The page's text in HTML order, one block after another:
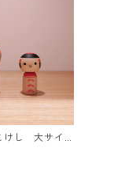
し 大サイ